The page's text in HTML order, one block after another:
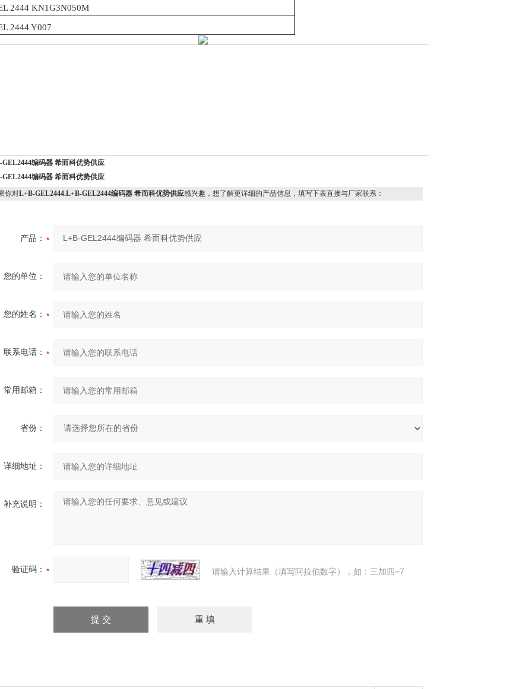
2444 KN1G3N050M
2444 Y007
GEL2444编码器 希而科优势供应
GEL2444编码器 希而科优势供应
你对L+B-GEL2444.L+B-GEL2444编码器 希而科优势供应感兴趣，想了解更详细的产品信息，填写下表直接与厂家联系：
产品：
您的单位：
您的姓名：
联系电话：
常用邮箱：
省份：
详细地址：
补充说明：
验证码： 请输入计算结果（填写阿拉伯数字），如：三加四=7